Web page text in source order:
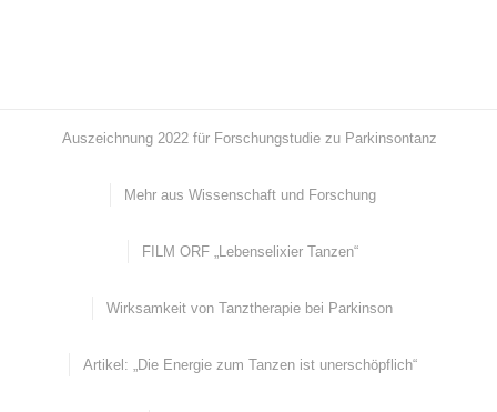
Auszeichnung 2022 für Forschungstudie zu Parkinsontanz
Mehr aus Wissenschaft und Forschung
FILM ORF „Lebenselixier Tanzen“
Wirksamkeit von Tanztherapie bei Parkinson
Artikel: „Die Energie zum Tanzen ist unerschöpflich“